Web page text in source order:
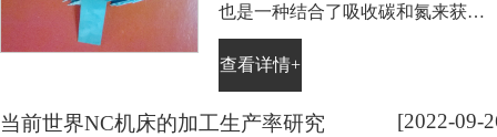
也是一种结合了吸收碳和氮来获得
表面硬度的工艺，它主要用于不适
合通常热处理的低碳钢。需表面硬
查看详情+
当前世界NC机床的加工生产率研究 [2022-09-